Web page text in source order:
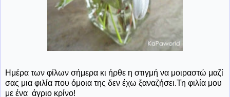
Ημέρα των φίλων σήμερα κι ήρθε η στιγμή να μοιραστώ μαζί
σας μια φιλία που όμοια της δεν έχω ξαναζήσει.Τη φιλία μου
με ένα άγριο κρίνο!